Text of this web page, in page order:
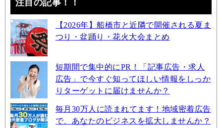
注目の記事！！
【2026年】船橋市と近隣で開催される夏ま
つり・盆踊り・花火大会まとめ
短期間で集中的にPR！「記事広告・求人
広告」で今すぐ知ってほしい情報をしっか
りターゲットに届けませんか？
毎月30万人に読まれてます！地域密着広告
で、あなたのビジネスを拡大しませんか？